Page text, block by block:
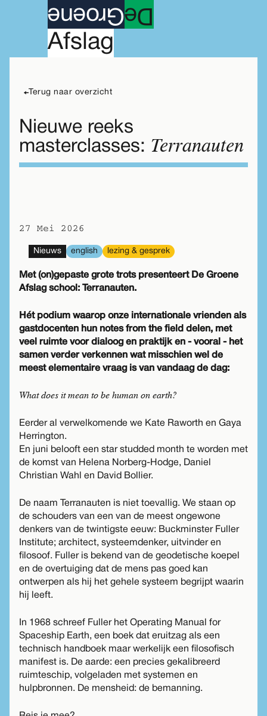
G
roene D
e
Afslag
Terug naar overzicht
Nieuwe reeks
masterclasses: Terranauten
27 Mei 2026
Nieuws english lezing & gesprek
Met (on)gepaste grote trots presenteert De Groene
Afslag school: Terranauten.
Hét podium waarop onze internationale vrienden als
gastdocenten hun notes from the field delen, met
veel ruimte voor dialoog en praktijk en - vooral - het
samen verder verkennen wat misschien wel de
meest elementaire vraag is van vandaag de dag:
What does it mean to be human on earth?
Eerder al verwelkomende we Kate Raworth en Gaya
Herrington.
En juni belooft een star studded month te worden met
de komst van Helena Norberg-Hodge, Daniel
Christian Wahl en David Bollier.
De naam Terranauten is niet toevallig. We staan op
de schouders van een van de meest ongewone
denkers van de twintigste eeuw: Buckminster Fuller
Institute; architect, systeemdenker, uitvinder en
filosoof. Fuller is bekend van de geodetische koepel
en de overtuiging dat de mens pas goed kan
ontwerpen als hij het gehele systeem begrijpt waarin
hij leeft.
In 1968 schreef Fuller het Operating Manual for
Spaceship Earth, een boek dat eruitzag als een
technisch handboek maar werkelijk een filosofisch
manifest is. De aarde: een precies gekalibreerd
ruimteschip, volgeladen met systemen en
hulpbronnen. De mensheid: de bemanning.